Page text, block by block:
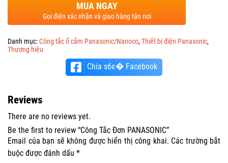
MUA NGAY
Gọi điện xác nhận và giao hàng tận nơi
Danh mục:Công tắc ổ cắm Panasonic/Nanoco, Thiết bị điện Panasonic,
Thương hiệu
Chia sбє� Facebook
Reviews
There are no reviews yet.
Be the first to review “Công Tắc Đơn PANASONIC”
Email của bạn sẽ không được hiển thị công khai. Các trường bắt
buộc được đánh dấu *